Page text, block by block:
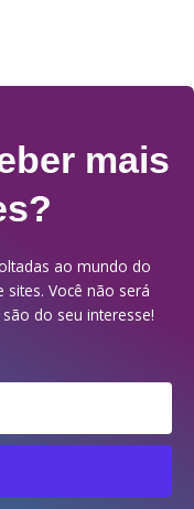
mais
ao mundo do
sites. Você não será
do seu interesse!